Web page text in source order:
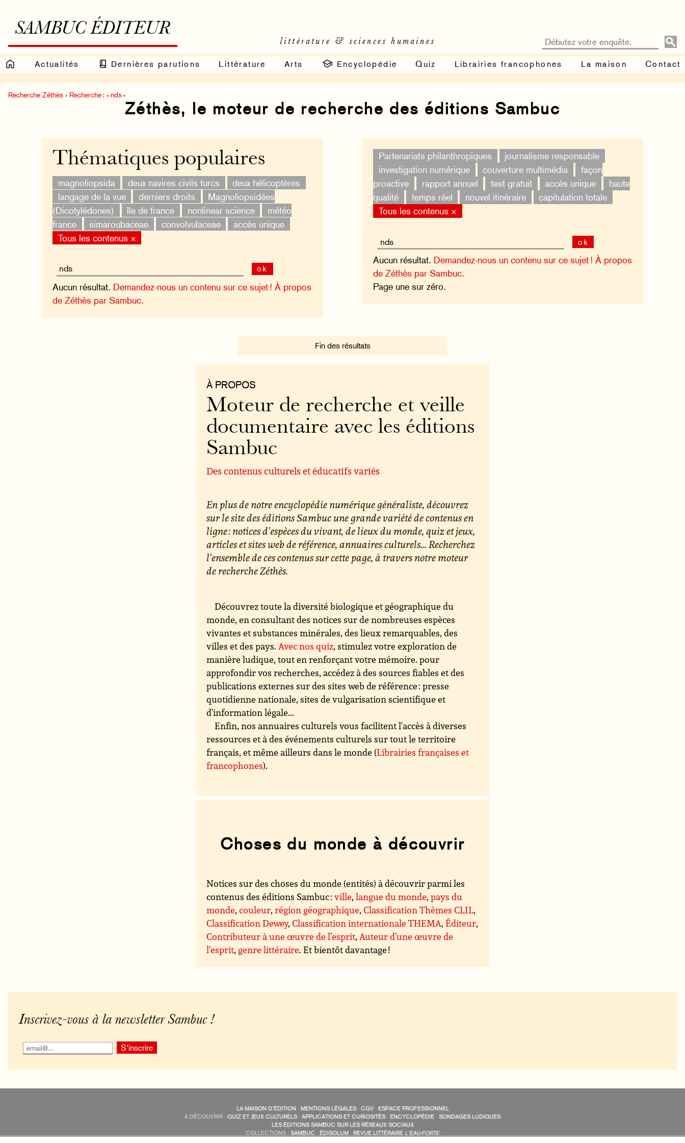
SAMBUC ÉDITEUR
littérature & sciences humaines
Actualités Dernières parutions Littérature Arts Encyclopédie Quiz Librairies francophones La maison Contact
Recherche Zéthès › Recherche : « nds »
Zéthès, le moteur de recherche des éditions Sambuc
Partenariats philanthropiques
journalisme responsable
investigation numérique
couverture multimédia
façon
proactive
rapport annuel test gratuit accès unique
haute
qualité
temps réel nouvel itinéraire
capitulation totale
Tous les contenus ×
ok
Aucun résultat. Demandez-nous un contenu sur ce sujet ! À propos
de Zéthès par Sambuc.
Page une sur zéro.
Thématiques populaires
magnoliopsida deux navires civils turcs
deux hélicoptères
langage de la vue
derniers droits
Magnoliopsidées
(Dicotylédones)
île de france nonlinear science
météo
france
simaroubaceae convolvulaceae
accès unique
Tous les contenus ×
ok
Aucun résultat. Demandez-nous un contenu sur ce sujet ! À propos
de Zéthès par Sambuc.
Fin des résultats
À PROPOS
Moteur de recherche et veille
documentaire avec les éditions
Sambuc
Des contenus culturels et éducatifs variés
En plus de notre encyclopédie numérique généraliste, découvrez
sur le site des éditions Sambuc une grande variété de contenus en
ligne : notices d'espèces du vivant, de lieux du monde, quiz et jeux,
articles et sites web de référence, annuaires culturels... Recherchez
l'ensemble de ces contenus sur cette page, à travers notre moteur
de recherche Zéthès.
Découvrez toute la diversité biologique et géographique du
monde, en consultant des notices sur de nombreuses espèces
vivantes et substances minérales, des lieux remarquables, des
villes et des pays.Avec nos quiz, stimulez votre exploration de
manière ludique, tout en renforçant votre mémoire. pour
approfondir vos recherches, accédez à des sources fiables et des
publications externes sur des sites web de référence : presse
quotidienne nationale, sites de vulgarisation scientifique et
d'information légale...
Enfin, nos annuaires culturels vous facilitent l'accès à diverses
ressources et à des événements culturels sur tout le territoire
français, et même ailleurs dans le monde (Librairies françaises et
francophones).
Choses du monde à découvrir
Notices sur des choses du monde (entités) à découvrir parmi les
contenus des éditions Sambuc :ville,langue du monde,pays du
monde,couleur,région géographique,Classification Thèmes CLIL,
Classification Dewey,Classification internationale THEMA,Éditeur,
Contributeur à une œuvre de l’esprit, Auteur d’une œuvre de
l’esprit, genre littéraire. Et bientôt davantage !
Inscrivez-vous à la newsletter Sambuc !
LA MAISON D’ÉDITION · MENTIONS LÉGALES· CGV· ESPACE PROFESSIONNEL
À DÉCOUVRIR : QUIZ ET JEUX CULTURELS · APPLICATIONS ET CURIOSITÉS · ENCYCLOPÉDIE · SONDAGES LUDIQUES
LES ÉDITIONS SAMBUC SUR LES RÉSEAUX SOCIAUX
COLLECTIONS : SAMBUC · ÉDISOLUM · REVUE LITTÉRAIRE L’EAU-FORTE